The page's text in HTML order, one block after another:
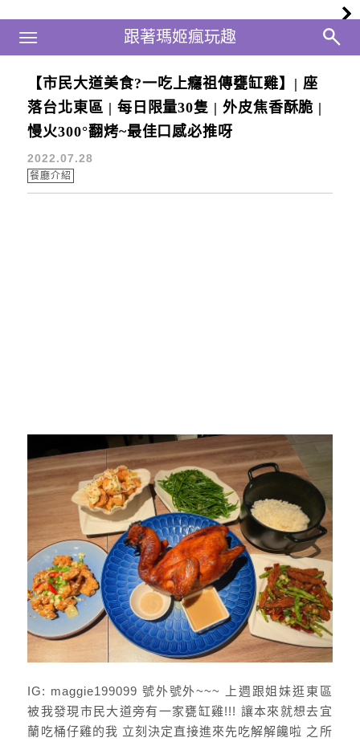
跟著瑪姬瘋玩趣
跟著瑪姬瘋玩趣
Main Menu
東區
【市民大道美食?一吃上癮祖傳甕缸雞】| 座
落台北東區 | 每日限量30隻 | 外皮焦香酥脆 |
慢火300°翻烤~最佳口感必推呀
2022.07.28
餐廳介紹
IG: maggie199099 號外號外~~~ 上週跟姐妹逛東區
被我發現市民大道旁有一家甕缸雞!!! 讓本來就想去宜
蘭吃桶仔雞的我 立刻決定直接進來先吃解解饞啦 之所